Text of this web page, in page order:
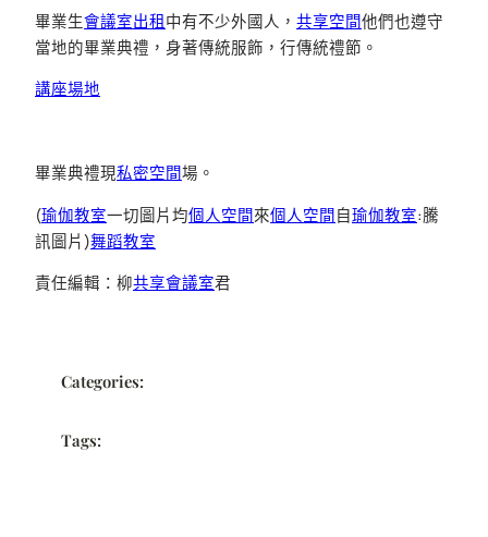
畢業生會議室出租中有不少外國人， 共享空間他們也遵守
當地的畢業典禮，身著傳統服飾，行傳統禮節。
講座場地
畢業典禮現私密空間場。
(瑜伽教室一切圖片均個人空間來個人空間自瑜伽教室:騰
訊圖片)舞蹈教室
責任編輯：柳共享會議室君
Categories:
Tags: